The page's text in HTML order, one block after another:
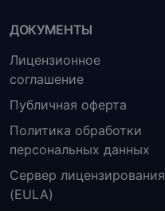
ДОКУМЕНТЫ
Лицензионное
соглашение
Публичная оферта
Политика обработки
персональных данных
Сервер лицензирования
(EULA)